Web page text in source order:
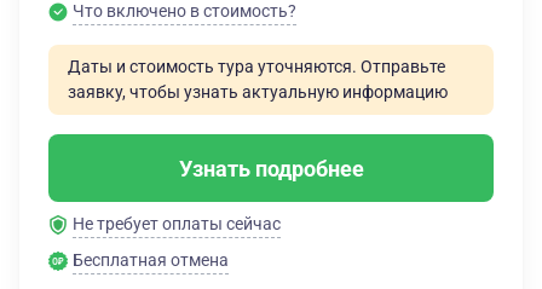
Что включено в стоимость?
Даты и стоимость тура уточняются. Отправьте
заявку, чтобы узнать актуальную информацию
Узнать подробнее
Не требует оплаты сейчас
Бесплатная отмена